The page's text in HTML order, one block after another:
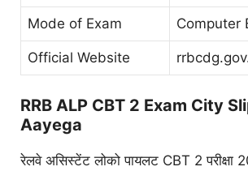
Mode of Exam Computer
Official Website
RRB ALP CBT 2 Exam City
Aayega
रेलवे असिस्टेंट लोको पायलट CBT 2 परीक्षा